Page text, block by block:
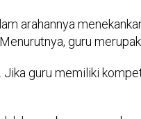
arahannya
guru
Jika guru memiliki